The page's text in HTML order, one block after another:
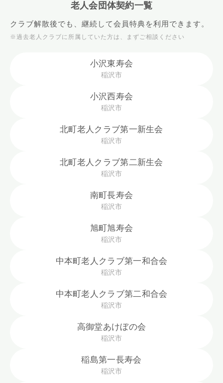
老人会団体契約一覧
クラブ解散後でも、継続して会員特典を利用できます。
※過去老人クラブに所属していた方は、まずご相談ください
小沢東寿会
稲沢市
小沢西寿会
稲沢市
北町老人クラブ第一新生会
稲沢市
北町老人クラブ第二新生会
稲沢市
南町長寿会
稲沢市
旭町旭寿会
稲沢市
中本町老人クラブ第一和合会
稲沢市
中本町老人クラブ第二和合会
稲沢市
高御堂あけぼの会
稲沢市
稲島第一長寿会
稲沢市